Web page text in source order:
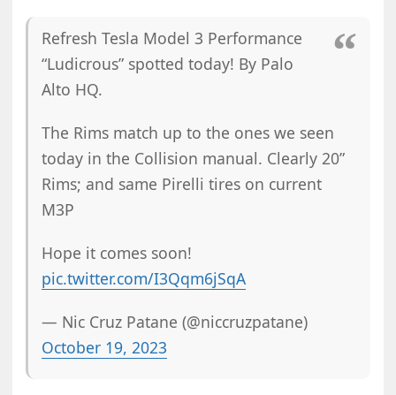
Refresh Tesla Model 3 Performance
“Ludicrous” spotted today! By Palo
Alto HQ.
The Rims match up to the ones we seen
today in the Collision manual. Clearly 20”
Rims; and same Pirelli tires on current
M3P
Hope it comes soon!
pic.twitter.com/I3Qqm6jSqA
— Nic Cruz Patane (@niccruzpatane)
October 19, 2023